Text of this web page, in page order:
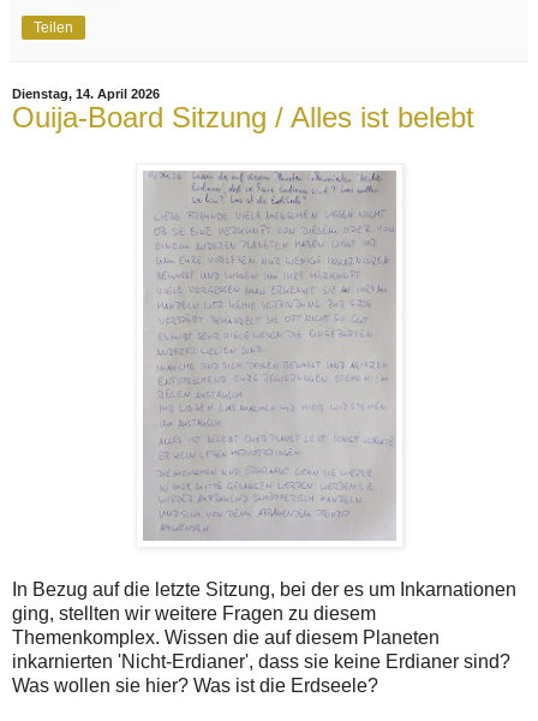
Teilen
Dienstag, 14. April 2026
Ouija-Board Sitzung / Alles ist belebt
In Bezug auf die letzte Sitzung, bei der es um Inkarnationen
ging, stellten wir weitere Fragen zu diesem
Themenkomplex. Wissen die auf diesem Planeten
inkarnierten 'Nicht-Erdianer', dass sie keine Erdianer sind?
Was wollen sie hier? Was ist die Erdseele?